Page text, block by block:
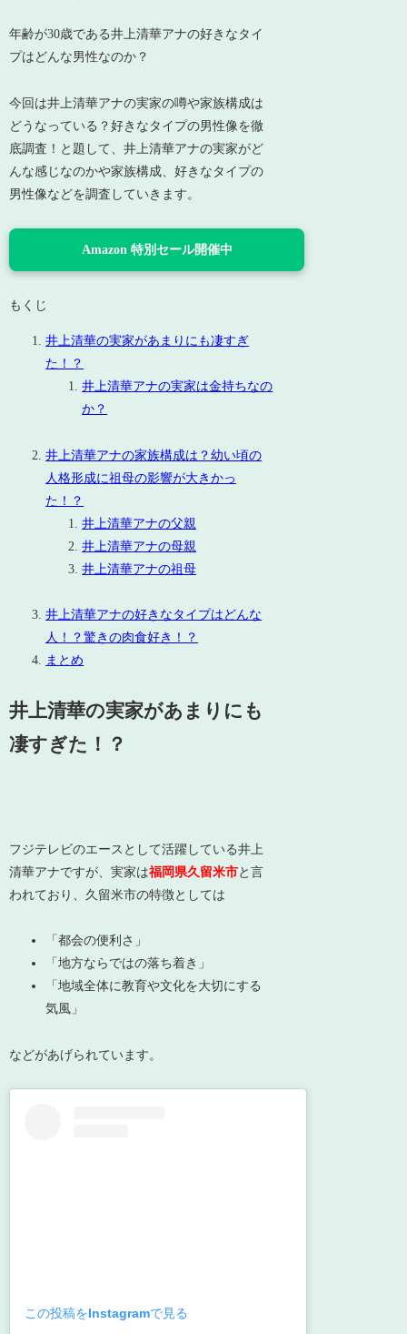
年齢が30歳である井上清華アナの好きなタイ
プはどんな男性なのか？
今回は井上清華アナの実家の噂や家族構成は
どうなっている？好きなタイプの男性像を徹
底調査！と題して、井上清華アナの実家がど
んな感じなのかや家族構成、好きなタイプの
男性像などを調査していきます。
Amazon 特別セール開催中
もくじ
井上清華の実家があまりにも凄すぎ
た！？
井上清華アナの実家は金持ちなの
か？
井上清華アナの家族構成は？幼い頃の
人格形成に祖母の影響が大きかっ
た！？
井上清華アナの父親
井上清華アナの母親
井上清華アナの祖母
井上清華アナの好きなタイプはどんな
人！？驚きの肉食好き！？
まとめ
井上清華の実家があまりにも
凄すぎた！？
フジテレビのエースとして活躍している井上
清華アナですが、実家は福岡県久留米市と言
われており、久留米市の特徴としては
「都会の便利さ」
「地方ならではの落ち着き」
「地域全体に教育や文化を大切にする
気風」
などがあげられています。
この投稿をInstagramで見る